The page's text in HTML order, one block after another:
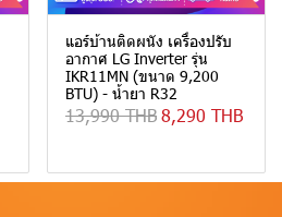
แอร์บ้านติดผนัง เครื่องปรับ
อากาศ LG Inverter รุ่น
IKR11MN (ขนาด 9,200
BTU) - น้ำยา R32
13,990 THB8,290 THB